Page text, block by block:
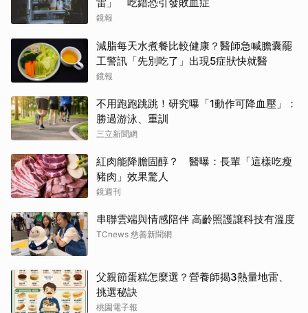
鏡報
減脂每天水煮餐比較健康？醫師急喊膽囊罷
工警訊「先別吃了」出現5症狀快就醫
鏡報
不用跑跑跳跳！研究曝「1動作可降血壓」：
勝過游泳、重訓
三立新聞網
紅肉能降膽固醇？ 醫曝：長輩「這樣吃瘦
豬肉」效果驚人
鏡週刊
串聯雲端與情感陪伴 高齡照護讓科技有溫度
TCnews 慈善新聞網
父親節蛋糕怎麼選？營養師揭3熱量地雷、
挑選秘訣
桃園電子報